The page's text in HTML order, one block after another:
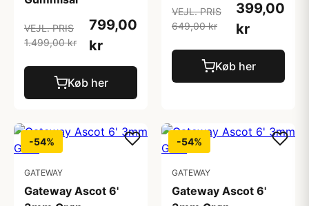
VEJL. PRIS
1.499,00 kr
799,00
kr
Køb her
VEJL. PRIS
649,00 kr
399,00
kr
Køb her
-54%
GATEWAY
Gateway Ascot 6'
-54%
GATEWAY
Gateway Ascot 6'